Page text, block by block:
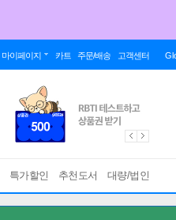
마이페이지 카트 주문/배송 고객센터
특가할인 추천도서 대량/법인